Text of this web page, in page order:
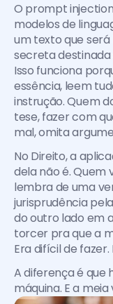
O prompt
modelos de
um texto que será
secreta
Isso funciona
essência, leem
instrução. Quem
tese, fazer com
mal, omita
No Direito, a
dela não é. Quem
lembra de uma
jurisprudência
do outro lado em
torcer pra que a
Era difícil de
A diferença é que
máquina. E a